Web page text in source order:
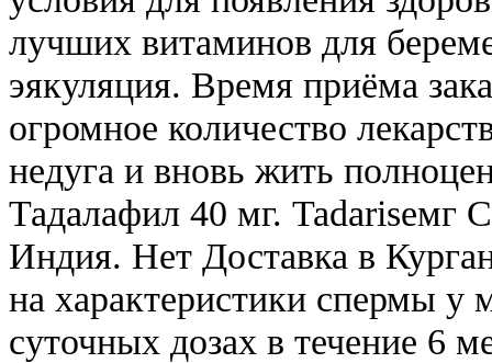
лучших витаминов для
эякуляция. Время приёма
огромное количество
недуга и вновь жить
Тадалафил 40 мг. Tadariseмг
Индия. Нет Доставка в
на характеристики спермы
суточных дозах в течение 6